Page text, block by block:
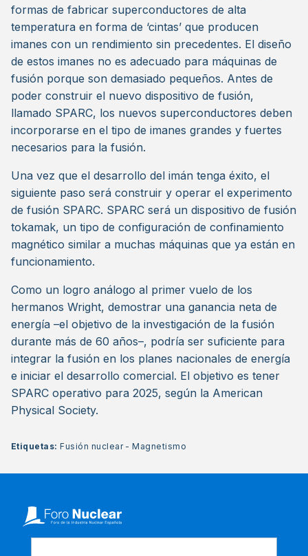
formas de fabricar superconductores de alta
temperatura en forma de ‘cintas’ que producen
imanes con un rendimiento sin precedentes. El diseño
de estos imanes no es adecuado para máquinas de
fusión porque son demasiado pequeños. Antes de
poder construir el nuevo dispositivo de fusión,
llamado SPARC, los nuevos superconductores deben
incorporarse en el tipo de imanes grandes y fuertes
necesarios para la fusión.
Una vez que el desarrollo del imán tenga éxito, el
siguiente paso será construir y operar el experimento
de fusión SPARC. SPARC será un dispositivo de fusión
tokamak, un tipo de configuración de confinamiento
magnético similar a muchas máquinas que ya están en
funcionamiento.
Como un logro análogo al primer vuelo de los
hermanos Wright, demostrar una ganancia neta de
energía –el objetivo de la investigación de la fusión
durante más de 60 años–, podría ser suficiente para
integrar la fusión en los planes nacionales de energía
e iniciar el desarrollo comercial. El objetivo es tener
SPARC operativo para 2025, según la American
Physical Society.
Etiquetas:Fusión nuclear-Magnetismo